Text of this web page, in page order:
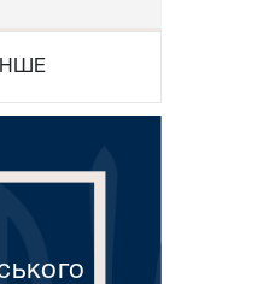
ІНШЕ